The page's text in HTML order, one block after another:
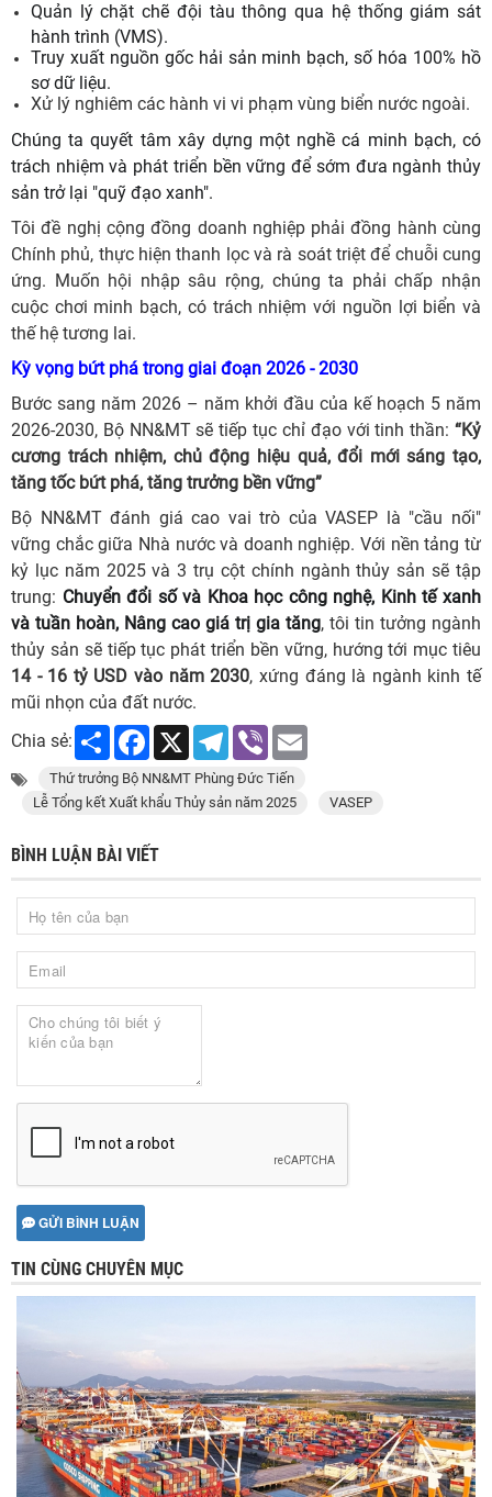
Quản lý chặt chẽ đội tàu thông qua hệ thống giám sát
hành trình (VMS).
Truy xuất nguồn gốc hải sản minh bạch, số hóa 100% hồ
sơ dữ liệu.
Xử lý nghiêm các hành vi vi phạm vùng biển nước ngoài.
Chúng ta quyết tâm xây dựng một nghề cá minh bạch, có
trách nhiệm và phát triển bền vững để sớm đưa ngành thủy
sản trở lại "quỹ đạo xanh".
Tôi đề nghị cộng đồng doanh nghiệp phải đồng hành cùng
Chính phủ, thực hiện thanh lọc và rà soát triệt để chuỗi cung
ứng. Muốn hội nhập sâu rộng, chúng ta phải chấp nhận
cuộc chơi minh bạch, có trách nhiệm với nguồn lợi biển và
thế hệ tương lai.
Kỳ vọng bứt phá trong giai đoạn 2026 - 2030
Bước sang năm 2026 – năm khởi đầu của kế hoạch 5 năm
2026-2030, Bộ NN&MT sẽ tiếp tục chỉ đạo với tinh thần: “Kỷ
cương trách nhiệm, chủ động hiệu quả, đổi mới sáng tạo,
tăng tốc bứt phá, tăng trưởng bền vững”
Bộ NN&MT đánh giá cao vai trò của VASEP là "cầu nối"
vững chắc giữa Nhà nước và doanh nghiệp. Với nền tảng từ
kỷ lục năm 2025 và 3 trụ cột chính ngành thủy sản sẽ tập
trung: Chuyển đổi số và Khoa học công nghệ, Kinh tế xanh
và tuần hoàn, Nâng cao giá trị gia tăng, tôi tin tưởng ngành
thủy sản sẽ tiếp tục phát triển bền vững, hướng tới mục tiêu
14 - 16 tỷ USD vào năm 2030, xứng đáng là ngành kinh tế
mũi nhọn của đất nước.
Chia sẻ:
Share Facebook
X Telegram
Viber
Thứ trưởng Bộ NN&MT Phùng Đức Tiến
Lễ Tổng kết Xuất khẩu Thủy sản năm 2025
VASEP
BÌNH LUẬN BÀI VIẾT
GỬI BÌNH LUẬN
TIN CÙNG CHUYÊN MỤC